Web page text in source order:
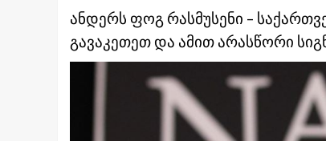
ანდერს ფოგ რასმუსენი –
გავაკეთეთ და ამით არასწორი